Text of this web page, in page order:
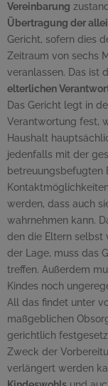
Vereinbarung
Übertragung der
Gericht, sofern dies
Zeitraum von sechs
veranlassen. Das ist
elterlichen
Das Gericht legt in
Verantwortung fest,
Haushalt
jedenfalls mit der
betreuungsbefugten
werden, dass auch
wahrnehmen kann.
den die Eltern selbst
der Lage, muss das
treffen. Außerdem
Kindes noch
All das findet unter
maßgeblichen
gerichtlich
Zweck der
verlängert werden